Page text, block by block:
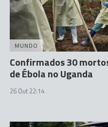
MUNDO
Confirmados 30
de Ébola no Uganda
26 Out 22:14